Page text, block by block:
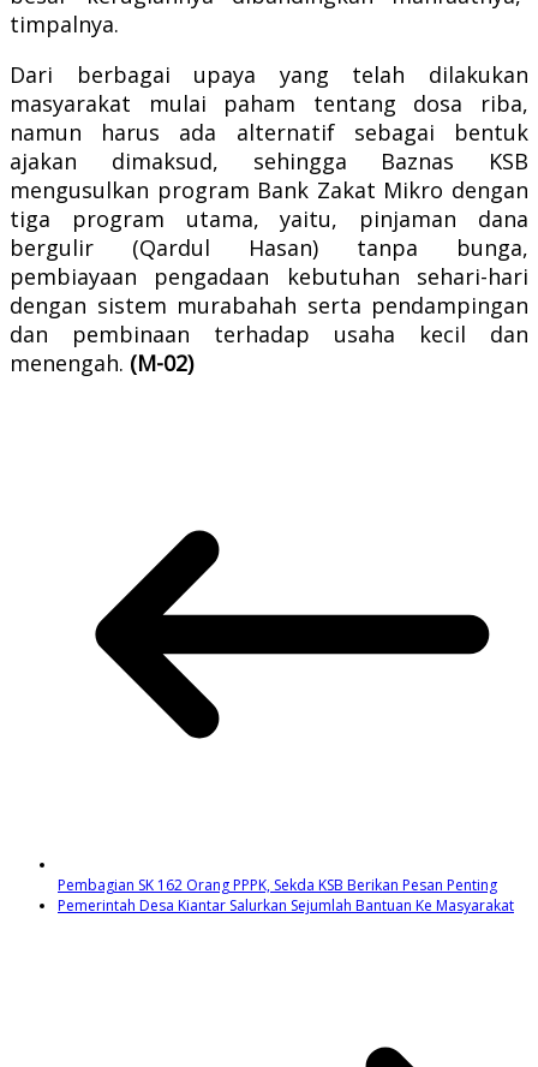
timpalnya.
Dari berbagai upaya yang telah dilakukan
masyarakat mulai paham tentang dosa riba,
namun harus ada alternatif sebagai bentuk
ajakan dimaksud, sehingga Baznas KSB
mengusulkan program Bank Zakat Mikro dengan
tiga program utama, yaitu, pinjaman dana
bergulir (Qardul Hasan) tanpa bunga,
pembiayaan pengadaan kebutuhan sehari-hari
dengan sistem murabahah serta pendampingan
dan pembinaan terhadap usaha kecil dan
menengah. (M-02)
Pembagian SK 162 Orang PPPK, Sekda KSB Berikan Pesan Penting
Pemerintah Desa Kiantar Salurkan Sejumlah Bantuan Ke Masyarakat